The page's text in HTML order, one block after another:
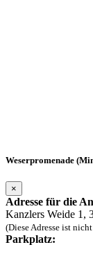
Weserpromenade
×
Adresse für die
Kanzlers Weide 1,
(Diese Adresse ist
Parkplatz: